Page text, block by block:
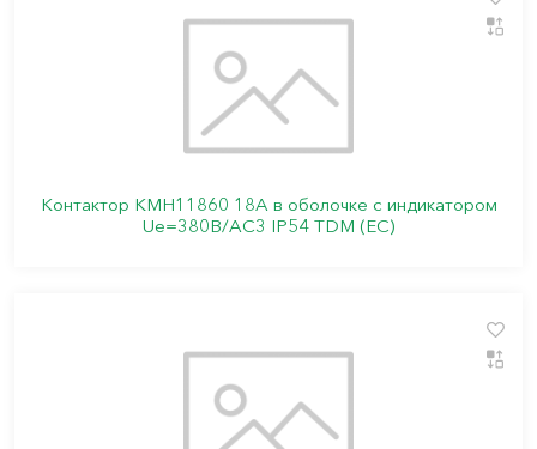
Контактор КМН11860 18А в оболочке с индикатором
Ue=380В/АС3 IP54 TDM (ЕС)